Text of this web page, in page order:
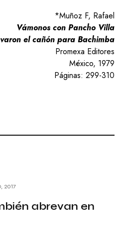
*Muñoz F, Rafael
Vámonos con Pancho Villa
el cañón para Bachimba
Promexa Editores
México, 1979
Páginas: 299-310
2017
abrevan en